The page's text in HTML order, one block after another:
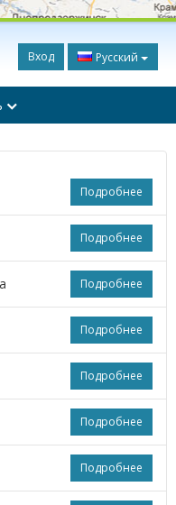
Вход Русский
Подробнее
Подробнее
Подробнее
Подробнее
Подробнее
Подробнее
Подробнее